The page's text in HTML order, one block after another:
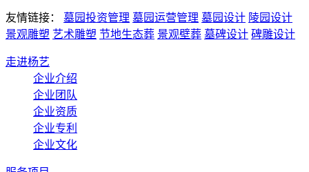
友情链接： 墓园投资管理 墓园运营管理 墓园设计 陵园设计
景观雕塑 艺术雕塑 节地生态葬 景观壁葬 墓碑设计 碑雕设计
走进杨艺
企业介绍
企业团队
企业资质
企业专利
企业文化